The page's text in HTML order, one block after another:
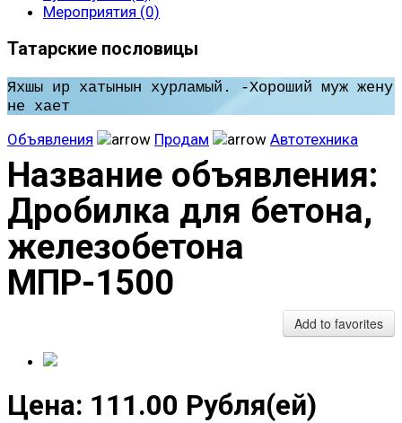
Мероприятия (0)
Татарские пословицы
Яхшы ир хатынын хурламый. -Хороший муж жену
не хает
Объявления Продам Автотехника
Название объявления:
Дробилка для бетона,
железобетона
МПР-1500
Add to favorites
Цена: 111.00 Рубля(ей)